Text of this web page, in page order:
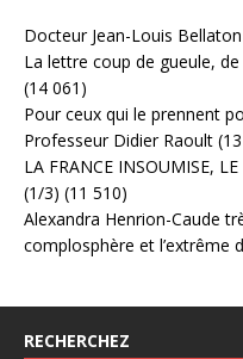
Docteur Jean-Louis
La lettre coup de gueule,
(14 061)
Pour ceux qui le prennent
Professeur Didier Raoult
LA FRANCE INSOUMISE,
(1/3) (11 510)
Alexandra Henrion-Caude
complosphère et l’extrême
RECHERCHEZ